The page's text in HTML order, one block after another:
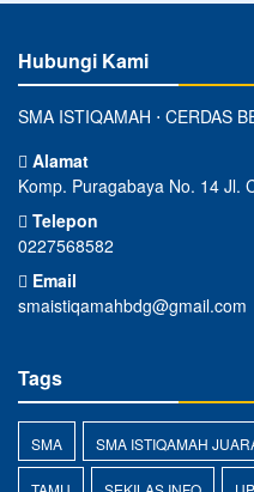
Hubungi Kami
SMA ISTIQAMAH ⋅ CERDAS
Alamat
Komp. Puragabaya No. 14 Jl.
Telepon
0227568582
Email
smaistiqamahbdg@gmail.com
Tags
SMA SMA ISTIQAMAH